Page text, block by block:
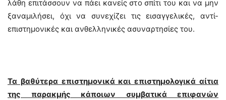
λάθη επιτάσσουν να πάει κανείς στο σπίτι του και να μην
ξαναμιλήσει, όχι να συνεχίζει τις εισαγγελικές, αντί-
επιστημονικές και ανθελληνικές ασυναρτησίες του.
Τα βαθύτερα επιστημονικά και επιστημολογικά αίτια
της παρακμής κάποιων συμβατικά επιφανών